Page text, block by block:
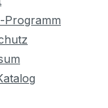
Programm